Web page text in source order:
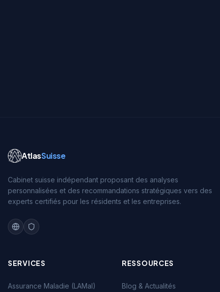
AtlasSuisse
Cabinet suisse indépendant proposant des analyses
personnalisées et des recommandations stratégiques vers des
experts certifiés pour les résidents et les entreprises.
SERVICES
Assurance Maladie (LAMal)
RESSOURCES
Blog & Actualités